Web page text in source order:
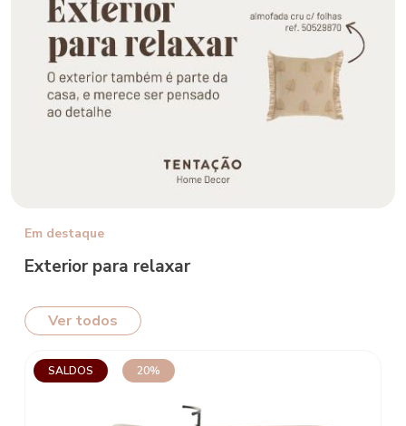
Em destaque
Exterior para relaxar
Ver todos
SALDOS 20%